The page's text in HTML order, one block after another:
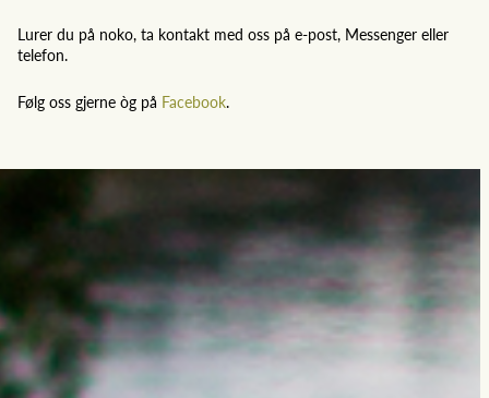
Lurer du på noko, ta kontakt med oss på e-post, Messenger eller
telefon.
Følg oss gjerne òg på Facebook.